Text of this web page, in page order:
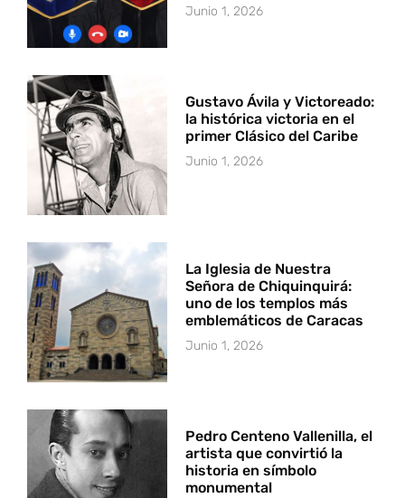
Junio 1, 2026
Gustavo Ávila y Victoreado:
la histórica victoria en el
primer Clásico del Caribe
Junio 1, 2026
La Iglesia de Nuestra
Señora de Chiquinquirá:
uno de los templos más
emblemáticos de Caracas
Junio 1, 2026
Pedro Centeno Vallenilla, el
artista que convirtió la
historia en símbolo
monumental